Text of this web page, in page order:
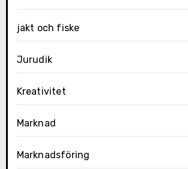
jakt och fiske
Jurudik
Kreativitet
Marknad
Marknadsföring